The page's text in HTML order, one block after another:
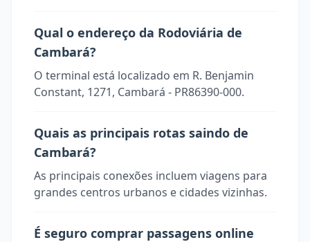
Qual o endereço da Rodoviária de
Cambará?
O terminal está localizado em R. Benjamin
Constant, 1271, Cambará - PR86390-000.
Quais as principais rotas saindo de
Cambará?
As principais conexões incluem viagens para
grandes centros urbanos e cidades vizinhas.
É seguro comprar passagens online